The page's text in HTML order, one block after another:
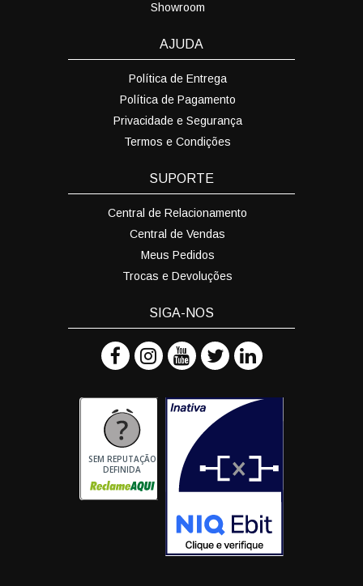
Showroom
AJUDA
Política de Entrega
Política de Pagamento
Privacidade e Segurança
Termos e Condições
SUPORTE
Central de Relacionamento
Central de Vendas
Meus Pedidos
Trocas e Devoluções
SIGA-NOS
SEM REPUTAÇÃO
DEFINIDA